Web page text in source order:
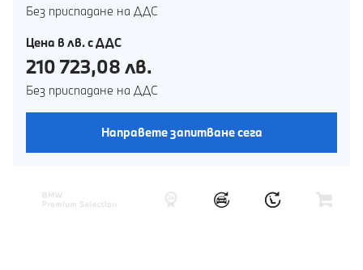
Без приспадане на ДДС
Цена в лв. с ДДС
210 723,08 лв.
Без приспадане на ДДС
Направете запитване сега